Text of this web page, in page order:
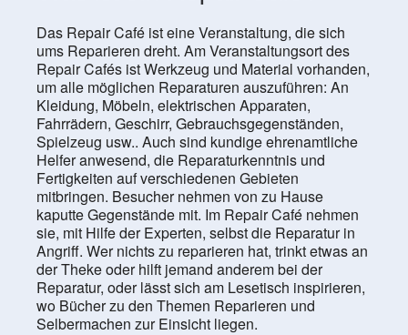
Das Repair Café ist eine Veranstaltung, die sich
ums Reparieren dreht. Am Veranstaltungsort des
Repair Cafés ist Werkzeug und Material vorhanden,
um alle möglichen Reparaturen auszuführen: An
Kleidung, Möbeln, elektrischen Apparaten,
Fahrrädern, Geschirr, Gebrauchsgegenständen,
Spielzeug usw.. Auch sind kundige ehrenamtliche
Helfer anwesend, die Reparaturkenntnis und
Fertigkeiten auf verschiedenen Gebieten
mitbringen. Besucher nehmen von zu Hause
kaputte Gegenstände mit. Im Repair Café nehmen
sie, mit Hilfe der Experten, selbst die Reparatur in
Angriff. Wer nichts zu reparieren hat, trinkt etwas an
der Theke oder hilft jemand anderem bei der
Reparatur, oder lässt sich am Lesetisch inspirieren,
wo Bücher zu den Themen Reparieren und
Selbermachen zur Einsicht liegen.